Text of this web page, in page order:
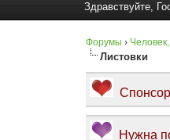
Здравствуйте,
Форумы ›
Листовки
Нужна